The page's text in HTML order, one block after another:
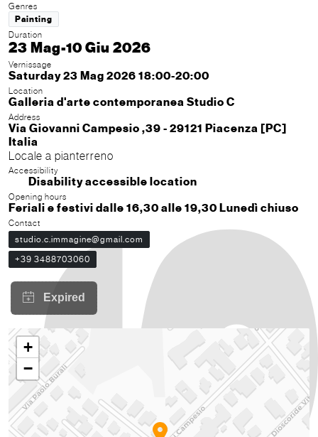
Genres
Painting
Duration
23 Mag-10 Giu 2026
Vernissage
Saturday 23 Mag 2026 18:00-20:00
Location
Galleria d'arte contemporanea Studio C
Address
Via Giovanni Campesio ,39 - 29121 Piacenza [PC]
Italia
Locale a pianterreno
Accessibility
Disability accessible location
Opening hours
Feriali e festivi dalle 16,30 alle 19,30 Lunedì chiuso
Contact
studio.c.immagine@gmail.com
+39 3488703060
+
−